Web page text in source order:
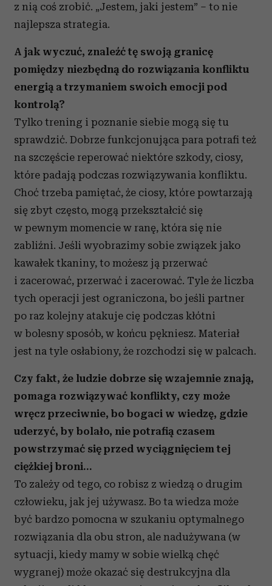
z nią coś zrobić. „Jestem, jaki jestem” – to nie
najlepsza strategia.
A jak wyczuć, znaleźć tę swoją granicę
pomiędzy niezbędną do rozwiązania konfliktu
energią a trzymaniem swoich emocji pod
kontrolą?
Tylko trening i poznanie siebie mogą się tu
sprawdzić. Dobrze funkcjonująca para potrafi też
na szczęście reperować niektóre szkody, ciosy,
które padają podczas rozwiązywania konfliktu.
Choć trzeba pamiętać, że ciosy, które powtarzają
się zbyt często, mogą przekształcić się
w pewnym momencie w ranę, która się nie
zabliźni. Jeśli wyobrazimy sobie związek jako
kawałek tkaniny, to możesz ją przerwać
i zacerować, przerwać i zacerować. Tyle że liczba
tych operacji jest ograniczona, bo jeśli partner
po raz kolejny atakuje cię podczas kłótni
w bolesny sposób, w końcu pękniesz. Materiał
jest na tyle osłabiony, że rozchodzi się w palcach.
Czy fakt, że ludzie dobrze się wzajemnie znają,
pomaga rozwiązywać konflikty, czy może
wręcz przeciwnie, bo bogaci w wiedzę, gdzie
uderzyć, by bolało, nie potrafią czasem
powstrzymać się przed wyciągnięciem tej
ciężkiej broni…
To zależy od tego, co robisz z wiedzą o drugim
człowieku, jak jej używasz. Bo ta wiedza może
być bardzo pomocna w szukaniu optymalnego
rozwiązania dla obu stron, ale nadużywana (w
sytuacji, kiedy mamy w sobie wielką chęć
wygranej) może okazać się destrukcyjna dla